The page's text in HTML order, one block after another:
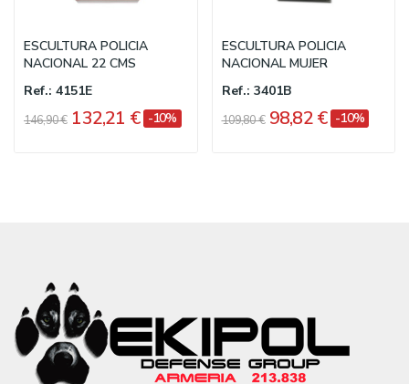
ESCULTURA POLICIA
NACIONAL 22 CMS
Ref.: 4151E
146,90 € 132,21 € -10%
ESCULTURA POLICIA
NACIONAL MUJER
Ref.: 3401B
109,80 € 98,82 € -10%